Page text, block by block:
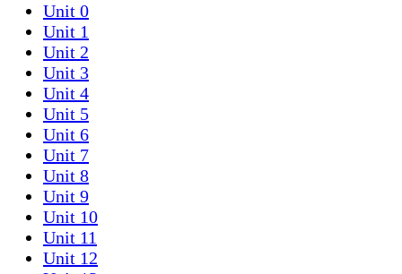
Unit 0
Unit 1
Unit 2
Unit 3
Unit 4
Unit 5
Unit 6
Unit 7
Unit 8
Unit 9
Unit 10
Unit 11
Unit 12